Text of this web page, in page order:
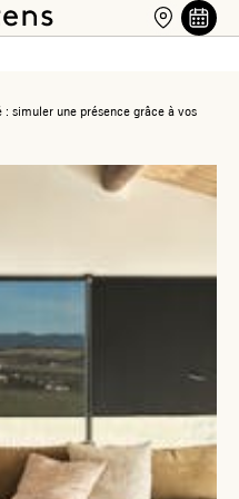
simuler une présence grâce à vos